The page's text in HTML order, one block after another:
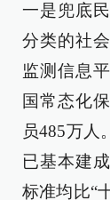
一是兜底
分类的社
监测信息
国常态化
员485万人
已基本建
标准均比“